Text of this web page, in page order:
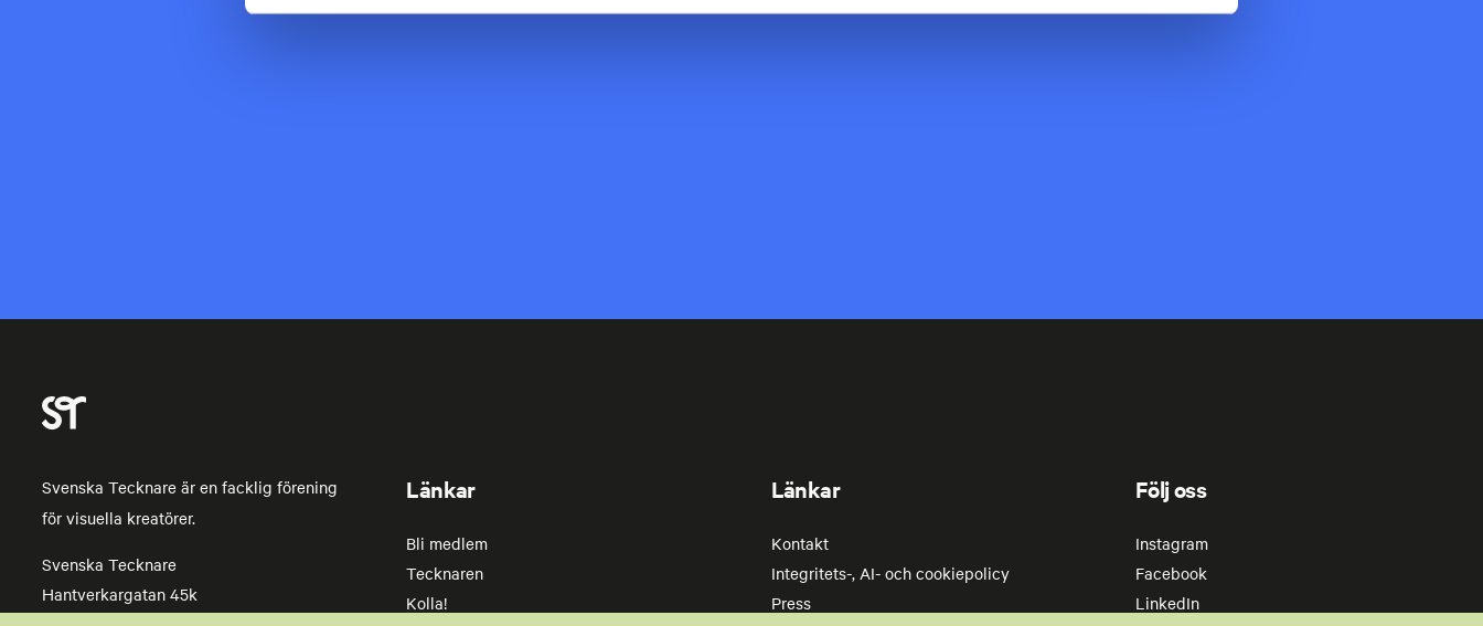
Svenska Tecknare är en facklig förening
för visuella kreatörer.
Svenska Tecknare
Hantverkargatan 45k
Länkar
Bli medlem
Tecknaren
Kolla!
Länkar
Kontakt
Integritets-, AI- och cookiepolicy
Press
Följ oss
Instagram
Facebook
LinkedIn